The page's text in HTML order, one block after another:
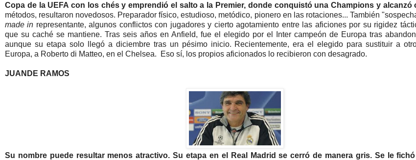
Copa de la UEFA con los chés y emprendió el salto a la Premier, donde conquistó una Champions y alcanzó
métodos, resultaron novedosos. Preparador físico, estudioso, metódico, pionero en las rotaciones... También
made in representante, algunos conflictos con jugadores y cierto agotamiento entre las aficiones por su rigidez
que su caché se mantiene. Tras seis años en Anfield, fue el elegido por el Inter campeón de Europa tras
aunque su etapa solo llegó a diciembre tras un pésimo inicio. Recientemente, era el elegido para sustituir a
Europa, a Roberto di Matteo, en el Chelsea. Eso sí, los propios aficionados lo recibieron con desagrado.
JUANDE RAMOS
Su nombre puede resultar menos atractivo. Su etapa en el Real Madrid se cerró de manera gris. Se le